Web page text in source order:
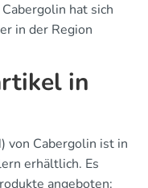
hat sich
in der Region
in
von Cabergolin ist in
erhältlich. Es
angeboten: